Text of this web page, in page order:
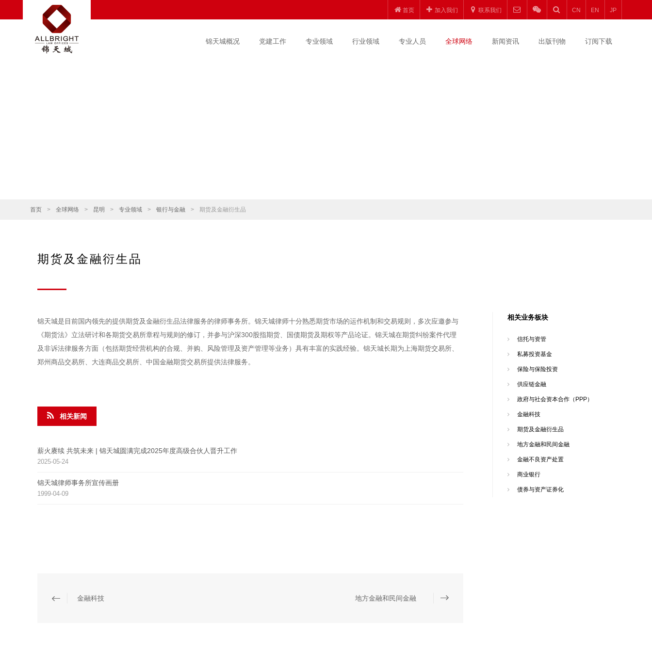
首页 加入我们 联系我们 CN EN JP
锦天城概况 党建工作 专业领域 行业领域 专业人员 全球网络 新闻资讯 出版刊物 订阅下载
首页 > 全球网络 > 昆明 > 专业领域 > 银行与金融 > 期货及金融衍生品
期货及金融衍生品
锦天城是目前国内领先的提供期货及金融衍生品法律服务的律师事务所。锦天城律师十分熟悉期货市场的运作机制和交易规则，多次应邀参与
《期货法》立法研讨和各期货交易所章程与规则的修订，并参与沪深300股指期货、国债期货及期权等产品论证。锦天城在期货纠纷案件代理
及非诉法律服务方面（包括期货经营机构的合规、并购、风险管理及资产管理等业务）具有丰富的实践经验。锦天城长期为上海期货交易所、
郑州商品交易所、大连商品交易所、中国金融期货交易所提供法律服务。
相关新闻
薪火赓续 共筑未来 | 锦天城圆满完成2025年度高级合伙人晋升工作
2025-05-24
锦天城律师事务所宣传画册
1999-04-09
金融科技 地方金融和民间金融
相关业务板块
信托与资管
私募投资基金
保险与保险投资
供应链金融
政府与社会资本合作（PPP）
金融科技
期货及金融衍生品
地方金融和民间金融
金融不良资产处置
商业银行
债券与资产证券化